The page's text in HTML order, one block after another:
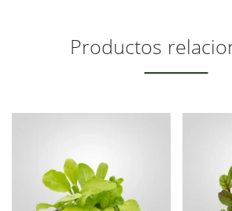
Productos